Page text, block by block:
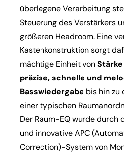
überlegene Verarbeitung
Steuerung des Verstärkers
größeren Headroom. Eine
Kastenkonstruktion sorgt
mächtige Einheit von
präzise, schnelle und
Basswiedergabe bis hin zu
einer typischen
Der Raum-EQ wurde durch
und innovative APC
Correction)-System von